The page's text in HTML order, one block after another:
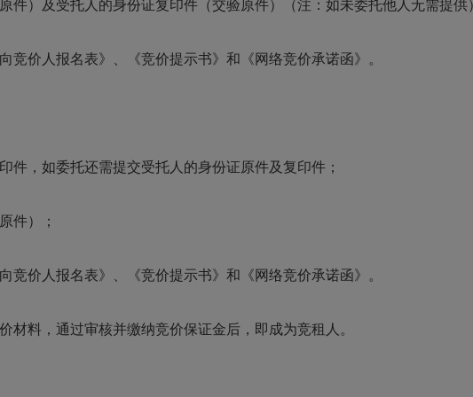
件）及受托人的身份证复印件（交验原件）（注：如未委托他人无需提供
价人报名表》、《竞价提示书》和《网络竞价承诺函》。
，如委托还需提交受托人的身份证原件及复印件；
件）；
价人报名表》、《竞价提示书》和《网络竞价承诺函》。
材料，通过审核并缴纳竞价保证金后，即成为竞租人。